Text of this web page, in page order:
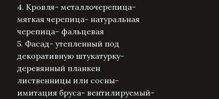
4. Кровля- металлочерепица-
мягкая черепица- натуральная
черепица- фальцевая
5. Фасад- утепленный под
декоративную штукатурку-
деревянный планкен
лиственницы или сосны-
имитация бруса- вентилируемый-